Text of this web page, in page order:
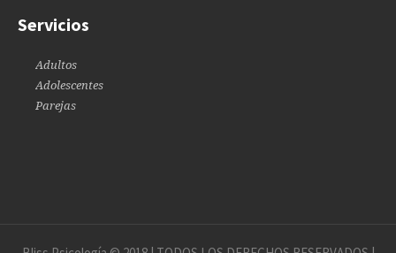
Servicios
Adultos
Adolescentes
Parejas